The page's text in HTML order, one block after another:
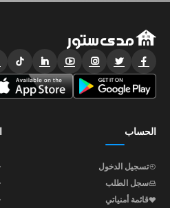
الحساب
تسجيل الدخول
سجل الطلب
قائمة أمنياتي